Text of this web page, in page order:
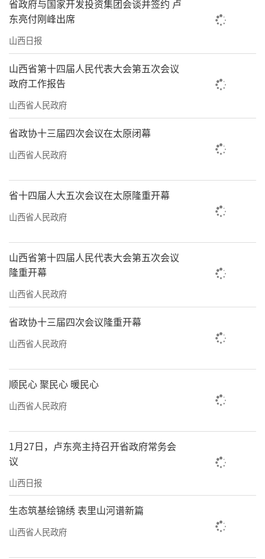
省政府与国家开发投资集团会谈并签约 卢
东亮付刚峰出席
山西日报
山西省第十四届人民代表大会第五次会议
政府工作报告
山西省人民政府
省政协十三届四次会议在太原闭幕
山西省人民政府
省十四届人大五次会议在太原隆重开幕
山西省人民政府
山西省第十四届人民代表大会第五次会议
隆重开幕
山西省人民政府
省政协十三届四次会议隆重开幕
山西省人民政府
顺民心 聚民心 暖民心
山西省人民政府
1月27日，卢东亮主持召开省政府常务会
议
山西日报
生态筑基绘锦绣 表里山河谱新篇
山西省人民政府